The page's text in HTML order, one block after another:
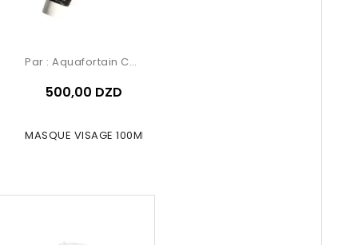
MASQUE VISAGE 100ML MILK
Par : Aquafortain Cosmetics
500,00 DZD